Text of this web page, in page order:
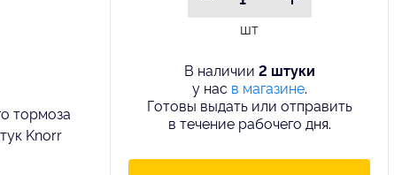
тормоза
Knorr
шт
В наличии 2 штуки
у нас в магазине.
Готовы выдать или отправить
в течение рабочего дня.